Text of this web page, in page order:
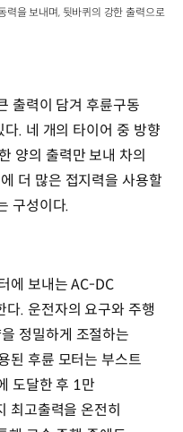
력을 보내며, 뒷바퀴의 강한 출력으로
출력이 담겨 후륜구동
. 네 개의 타이어 중 방향
양의 출력만 보내 차의
더 많은 접지력을 사용할
구성이다.
에 보내는 AC-DC
. 운전자의 요구와 주행
정밀하게 조절하는
된 후륜 모터는 부스트
도달한 후 1만
고출력을 온전히